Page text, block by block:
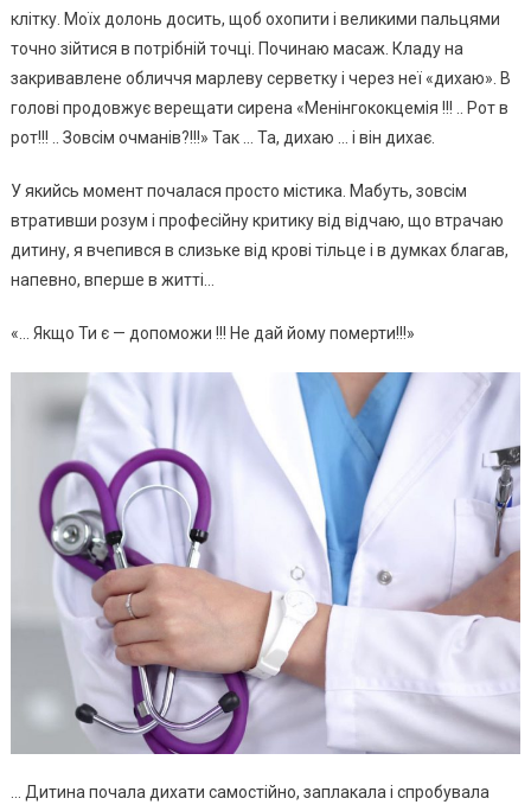
клітку. Моїх долонь досить, щоб охопити і великими пальцями
точно зійтися в потрібній точці. Починаю масаж. Кладу на
закривавлене обличчя марлеву серветку і через неї «дихаю». В
голові продовжує верещати сирена «Менінгококцемія !!! .. Рот в
рот!!! .. Зовсім очманів?!!!» Так … Та, дихаю … і він дихає.
У якийсь момент почалася просто містика. Мабуть, зовсім
втративши розум і професійну критику від відчаю, що втрачаю
дитину, я вчепився в слизьке від крові тільце і в думках благав,
напевно, вперше в житті…
«… Якщо Ти є — допоможи !!! Не дай йому померти!!!»
… Дитина почала дихати самостійно, заплакала і спробувала